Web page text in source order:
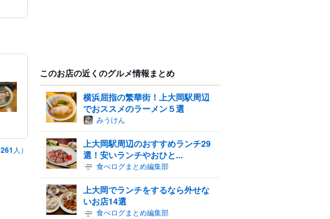
261 人）
このお店の近くのグルメ情報まとめ
横浜屈指の繁華街！上大岡駅周辺
でおススメのラーメン５選
みうけん
上大岡駅周辺のおすすめランチ29
選！安いランチやおひと...
食べログまとめ編集部
上大岡でランチをするなら外せな
いお店14選
食べログまとめ編集部